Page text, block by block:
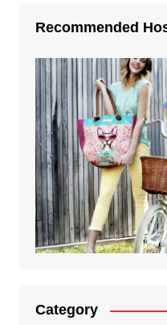
Recommended
Category